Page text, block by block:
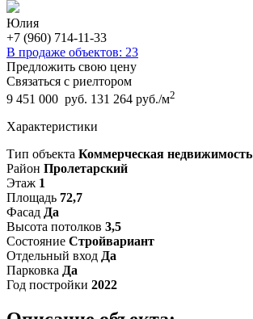
Юлия
+7 (960) 714-11-33
В продаже объектов: 23
Предложить свою цену
Связаться с риелтором
9 451 000 руб. 131 264 руб./м2
Характеристики
Тип объекта Коммерческая недвижимость
Район Пролетарский
Этаж 1
Площадь 72,7
Фасад Да
Высота потолков 3,5
Состояние Стройвариант
Отдельный вход Да
Парковка Да
Год постройки 2022